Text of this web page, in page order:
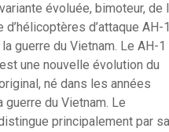
évoluée, bimoteur, de
d’attaque AH-1
guerre du Vietnam. Le AH-1
une nouvelle évolution du
né dans les années
guerre du Vietnam. Le
principalement par sa